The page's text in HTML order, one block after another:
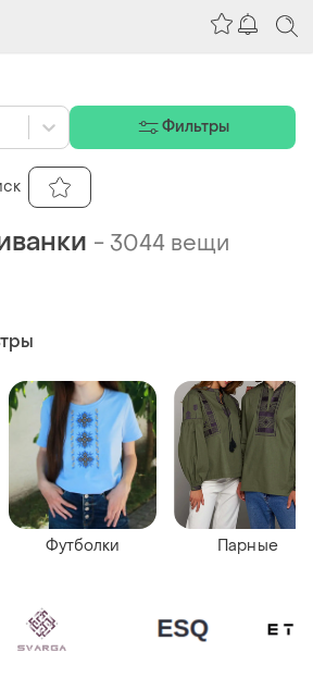
- 3044 вещи
Футболки Парные
Фильтры